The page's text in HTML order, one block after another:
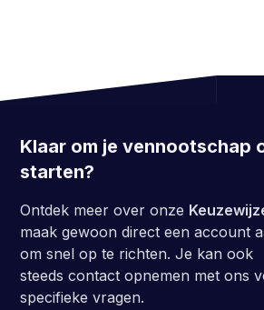
Klaar om je vennootschap
starten?
Ontdek meer over onze
maak gewoon direct een account
om snel op te richten. Je kan ook
steeds contact opnemen met ons
specifieke vragen.